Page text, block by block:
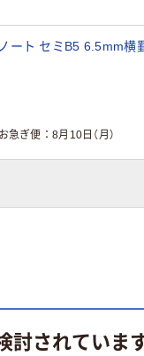
ート セミB5 6.5mm横
お急ぎ便 8月10日（月）
討されていま